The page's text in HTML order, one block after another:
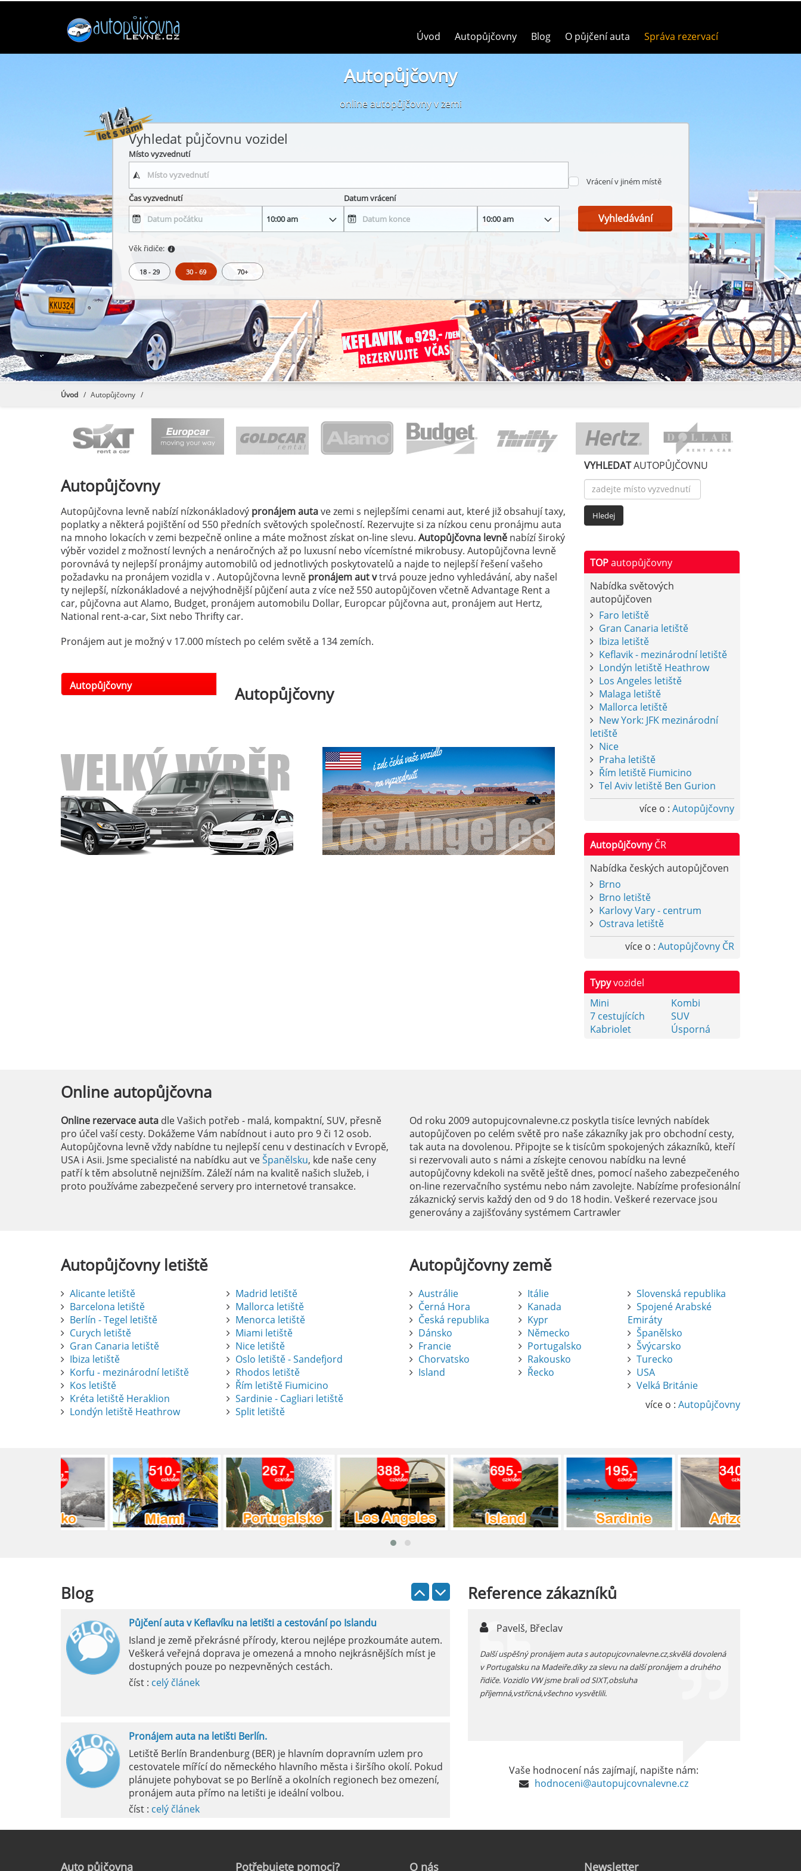
Úvod Autopůjčovny Blog O půjčení auta Správa rezervací
Autopůjčovny
online autopůjčovny v zemi
Vyhledat půjčovnu vozidel
Místo vyzvednutí
Vrácení v jiném místě
Čas vyzvednutí
Datum vrácení
Věk řidiče:
18 - 29 30 - 69 70+
Vyhledávání
Úvod Autopůjčovny
Autopůjčovny
Autopůjčovna levně nabízí nízkonákladový pronájem autave zemi s nejlepšími cenami aut, které již obsahují taxy,
poplatky a některá pojištění od 550 předních světových společností. Rezervujte si za nízkou cenu pronájmu auta
na mnoho lokacích v zemi bezpečně online a máte možnost získat on-line slevu. Autopůjčovna levně nabízí široký
výběr vozidel z možností levných a nenáročných až po luxusní nebo vícemístné mikrobusy. Autopůjčovna levně
porovnává ty nejlepší pronájmy automobilů od jednotlivých poskytovatelů a najde to nejlepší řešení vašeho
požadavku na pronájem vozidla v . Autopůjčovna levně pronájem aut vtrvá pouze jedno vyhledávání, aby našel
ty nejlepší, nízkonákladové a nejvýhodnější půjčení auta z více než 550 autopůjčoven včetně Advantage Rent a
car, půjčovna aut Alamo, Budget, pronájem automobilu Dollar, Europcar půjčovna aut, pronájem aut Hertz,
National rent-a-car, Sixt nebo Thrifty car.
Pronájem aut je možný v 17.000 místech po celém světě a 134 zemích.
Autopůjčovny Autopůjčovny
VYHLEDATAUTOPŮJČOVNU
TOPautopůjčovny
Nabídka světových
autopůjčoven
Faro letiště
Gran Canaria letiště
Ibiza letiště
Keflavik - mezinárodní letiště
Londýn letiště Heathrow
Los Angeles letiště
Malaga letiště
Mallorca letiště
New York: JFK mezinárodní
letiště
Nice
Praha letiště
Řím letiště Fiumicino
Tel Aviv letiště Ben Gurion
více o : Autopůjčovny
AutopůjčovnyČR
Nabídka českých autopůjčoven
Brno
Brno letiště
Karlovy Vary - centrum
Ostrava letiště
více o : Autopůjčovny ČR
Typyvozidel
Mini
Kombi
7 cestujících
SUV
Kabriolet
Úsporná
Online autopůjčovna
Online rezervace auta dle Vašich potřeb - malá, kompaktní, SUV, přesně
pro účel vaší cesty. Dokážeme Vám nabídnout i auto pro 9 či 12 osob.
Autopůjčovna levně vždy nabídne tu nejlepší cenu v destinacích v Evropě,
USA i Asii. Jsme specialisté na nabídku aut veŠpanělsku, kde naše ceny
patří k těm absolutně nejnižším. Záleží nám na kvalitě našich služeb, i
proto používáme zabezpečené servery pro internetové transakce.
Od roku 2009 autopujcovnalevne.cz poskytla tisíce levných nabídek
autopůjčoven po celém světě pro naše zákazníky jak pro obchodní cesty,
tak auta na dovolenou. Připojte se k tisícům spokojených zákazníků, kteří
si rezervovali auto s námi a získejte cenovou nabídku na levné
autopůjčovny kdekoli na světě ještě dnes, pomocí našeho zabezpečeného
on-line rezervačního systému nebo nám zavolejte. Nabízíme profesionální
zákaznický servis každý den od 9 do 18 hodin. Veškeré rezervace jsou
generovány a zajišťovány systémem Cartrawler
Autopůjčovnyletiště
Alicante letiště
Barcelona letiště
Berlín - Tegel letiště
Curych letiště
Gran Canaria letiště
Ibiza letiště
Korfu - mezinárodní letiště
Kos letiště
Kréta letiště Heraklion
Londýn letiště Heathrow
Madrid letiště
Mallorca letiště
Menorca letiště
Miami letiště
Nice letiště
Oslo letiště - Sandefjord
Rhodos letiště
Řím letiště Fiumicino
Sardinie - Cagliari letiště
Split letiště
Autopůjčovnyzemě
Austrálie
Černá Hora
Česká republika
Dánsko
Francie
Chorvatsko
Island
Itálie
Kanada
Kypr
Německo
Portugalsko
Rakousko
Řecko
Slovenská republika
Spojené Arabské
Emiráty
Španělsko
Švýcarsko
Turecko
USA
Velká Británie
více o : Autopůjčovny
Blog
Pronájem auta na letišti Alicante
Půjčení auta na letišti v Alicante je výborný způsob, jak pohodlně
číst :celý článek
Pronájem auta na letišti Lefkada: Kompletní průvodce
Půjčení auta na letišti Lefkada je skvělý způsob, jak prozkoumat ostrov
Půjčení auta v Keflavíku na letišti a cestování po Islandu
Island je země překrásné přírody, kterou nejlépe prozkoumáte autem.
Veškerá veřejná doprava je omezená a mnoho nejkrásnějších míst je
dostupných pouze po nezpevněných cestách.
číst : celý článek
Pronájem auta na letišti Berlín.
Letiště Berlín Brandenburg (BER) je hlavním dopravním uzlem pro
cestovatele mířící do německého hlavního města i širšího okolí. Pokud
plánujete pohybovat se po Berlíně a okolních regionech bez omezení,
pronájem auta přímo na letišti je ideální volbou.
číst : celý článek
Letiště Marseille, oficiálně známé jako mezinárodní letiště Marseille-
Referencezákazníků
Milan,
pokud si půjčujete auto v jížním Španělsku zkontrolujte si před
vyzvednutím funkčnost kliamtizace, v létě je tam fakt vedro...
Pavelš, Břeclav
Další uspěšný pronájem auta s autopujcovnalevne.cz,skvělá dovolená
v Portugalsku na Madeiře.díky za slevu na další pronájem a druhého
řidiče. Vozidlo VW jsme brali od SIXT,obsluha
příjemná,vstřícná,všechno vysvětlili.
Vaše hodnocení nás zajímají, napište nám:
hodnoceni@autopujcovnalevne.cz
Auto půjčovna Potřebujetepomoci? O nás Newsletter